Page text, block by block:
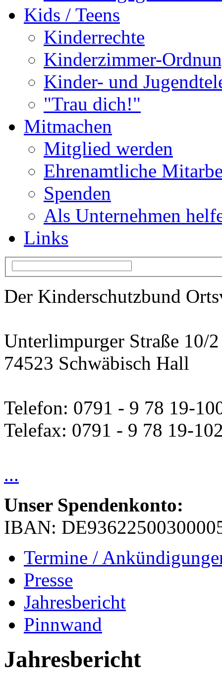
Kids / Teens
Kinderrechte
Kinderzimmer-
Kinder- und
"Trau dich!"
Mitmachen
Mitglied werden
Ehrenamtliche
Spenden
Als Unternehmen
Links
Der Kinderschutzbund
Unterlimpurger Straße 10/2
74523 Schwäbisch Hall
Telefon: 0791 - 9 78 19-
Telefax: 0791 - 9 78 19-
...
Unser Spendenkonto:
IBAN:
Termine /
Presse
Jahresbericht
Pinnwand
Jahresbericht